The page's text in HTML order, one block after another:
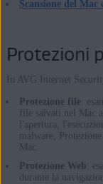
Scansione del
Protezioni
In AVG Internet
Protezione file:
file salvati nel Mac
l'apertura,
malware,
Mac.
Protezione Web :
durante la